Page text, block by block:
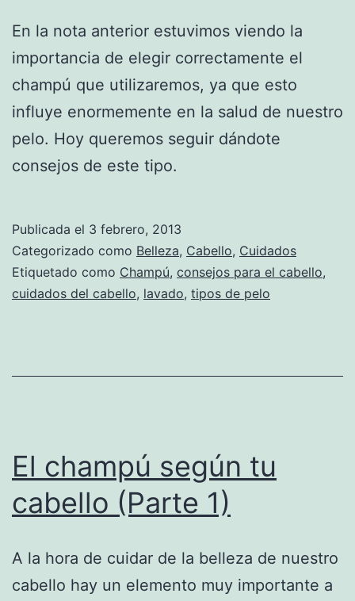
En la nota anterior estuvimos viendo la
importancia de elegir correctamente el
champú que utilizaremos, ya que esto
influye enormemente en la salud de nuestro
pelo. Hoy queremos seguir dándote
consejos de este tipo.
Publicada el 3 febrero, 2013
Categorizado como Belleza, Cabello, Cuidados
Etiquetado como Champú, consejos para el cabello,
cuidados del cabello, lavado, tipos de pelo
El champú según tu
cabello (Parte 1)
A la hora de cuidar de la belleza de nuestro
cabello hay un elemento muy importante a